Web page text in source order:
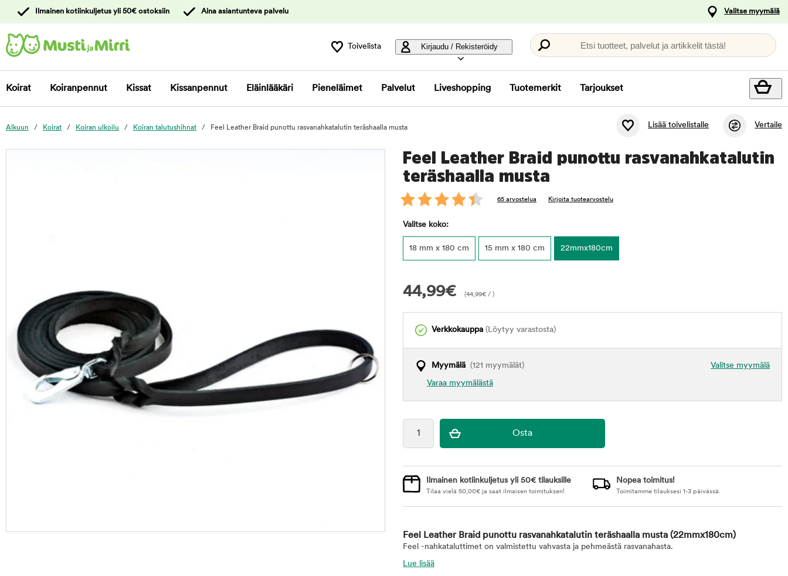
asiakaspalveluun
Ilmainen kotiinkuljetus yli 50€ ostoksiin Aina asiantunteva palvelu Valitse myymälä
Toivelista Kirjaudu / Rekisteröidy Etsi tuotteet, palvelut ja artikkelit tästä!
Koirat Koiranpennut Kissat Kissanpennut Eläinlääkäri Pieneläimet Palvelut Liveshopping Tuotemerkit Tarjoukset
Alkuun Koirat Koiran ulkoilu Koiran talutushihnat Feel Leather Braid punottu rasvanahkatalutin teräshaalla musta Lisää toivelistalle Vertaile
Feel Leather Braid punottu rasvanahkatalutin
teräshaalla musta
65 arvostelua Kirjoita tuotearvostelu
Valitse koko:
18 mm x 180 cm 15 mm x 180 cm 22mmx180cm
44,99€ (44,99€ / )
Verkkokauppa (Löytyy varastosta)
Valitse myymälä
Myymälä (121 myymälät)
Varaa myymälästä
Ilmainen kotiinkuljetus yli 50€ tilauksille
Tilaa vielä 50,00€ ja saat ilmaisen toimituksen!
Nopea toimitus!
Toimitamme tilauksesi 1-3 päivässä.
Feel Leather Braid punottu rasvanahkatalutin teräshaalla musta (22mmx180cm)
Feel -nahkataluttimet on valmistettu vahvasta ja pehmeästä rasvanahasta.
Lue lisää